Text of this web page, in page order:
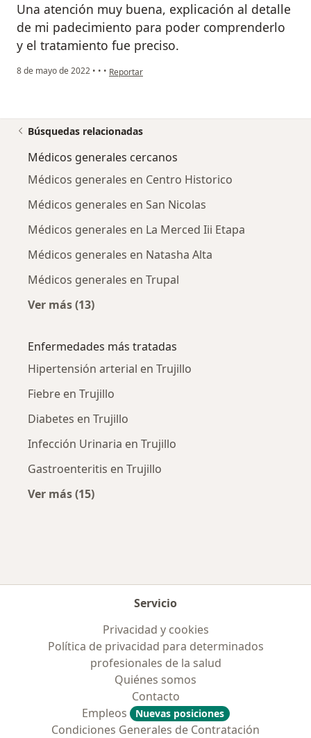
Una atención muy buena, explicación al detalle
de mi padecimiento para poder comprenderlo
y el tratamiento fue preciso.
8 de mayo de 2022 • • • en opinión del usuario H.C.S
Reportar
Búsquedas relacionadas
Médicos generales cercanos
Médicos generales en Centro Historico
Médicos generales en San Nicolas
Médicos generales en La Merced Iii Etapa
Médicos generales en Natasha Alta
Médicos generales en Trupal
Ver más (13)
Enfermedades más tratadas
Hipertensión arterial en Trujillo
Fiebre en Trujillo
Diabetes en Trujillo
Infección Urinaria en Trujillo
Gastroenteritis en Trujillo
Ver más (15)
Servicio
Privacidad y cookies
Política de privacidad para determinados
profesionales de la salud
Quiénes somos
Contacto
Empleos
Nuevas posiciones
Condiciones Generales de Contratación